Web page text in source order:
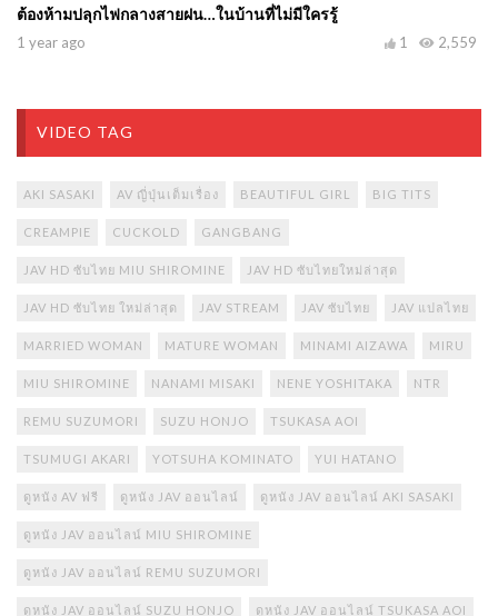
ต้องห้ามปลุกไฟกลางสายฝน…ในบ้านที่ไม่มีใครรู้
1 year ago 2,559
1
VIDEO TAG
AKI SASAKI AV ญี่ปุ่นเต็มเรื่อง BEAUTIFUL GIRL BIG TITS
CREAMPIE CUCKOLD GANGBANG
JAV HD ซับไทย MIU SHIROMINE JAV HD ซับไทยใหม่ล่าสุด
JAV HD ซับไทย ใหม่ล่าสุด JAV STREAM JAV ซับไทย JAV แปลไทย
MARRIED WOMAN MATURE WOMAN MINAMI AIZAWA MIRU
MIU SHIROMINE NANAMI MISAKI NENE YOSHITAKA NTR
REMU SUZUMORI SUZU HONJO TSUKASA AOI
TSUMUGI AKARI YOTSUHA KOMINATO YUI HATANO
ดูหนัง AV ฟรี ดูหนัง JAV ออนไลน์ ดูหนัง JAV ออนไลน์ AKI SASAKI
ดูหนัง JAV ออนไลน์ MIU SHIROMINE
ดูหนัง JAV ออนไลน์ REMU SUZUMORI
ดูหนัง JAV ออนไลน์ SUZU HONJO ดูหนัง JAV ออนไลน์ TSUKASA AOI